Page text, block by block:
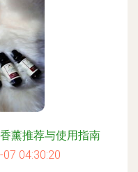
薰推荐与使用指南
04:30:20